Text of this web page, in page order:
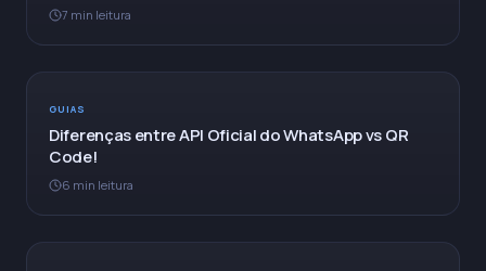
7 min leitura
GUIAS
Diferenças entre API Oficial do WhatsApp vs QR
Code!
6 min leitura